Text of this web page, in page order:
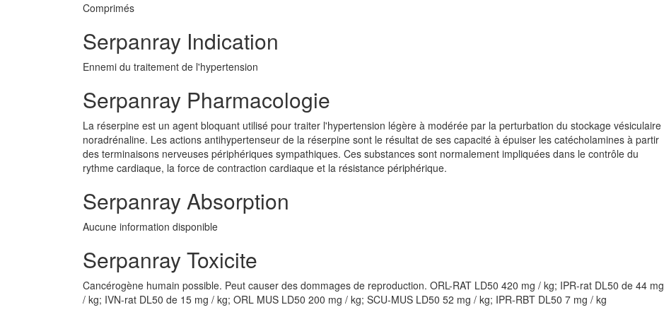
Comprimés
Serpanray Indication
Ennemi du traitement de l'hypertension
Serpanray Pharmacologie
La réserpine est un agent bloquant utilisé pour traiter l'hypertension légère à modérée par la perturbation du stockage vésiculaire
noradrénaline. Les actions antihypertenseur de la réserpine sont le résultat de ses capacité à épuiser les catécholamines à partir
des terminaisons nerveuses périphériques sympathiques. Ces substances sont normalement impliquées dans le contrôle du
rythme cardiaque, la force de contraction cardiaque et la résistance périphérique.
Serpanray Absorption
Aucune information disponible
Serpanray Toxicite
Cancérogène humain possible. Peut causer des dommages de reproduction. ORL-RAT LD50 420 mg / kg; IPR-rat DL50 de 44 mg
/ kg; IVN-rat DL50 de 15 mg / kg; ORL MUS LD50 200 mg / kg; SCU-MUS LD50 52 mg / kg; IPR-RBT DL50 7 mg / kg